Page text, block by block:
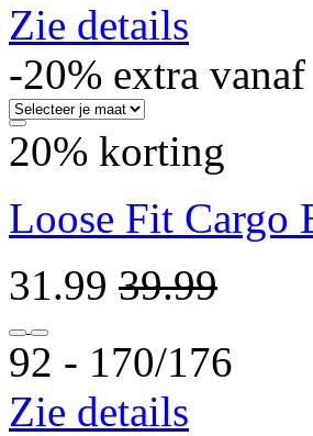
Zie details
-20% extra
20% korting
Loose Fit Cargo
31.99 39.99
92 ‐ 170/176
Zie details